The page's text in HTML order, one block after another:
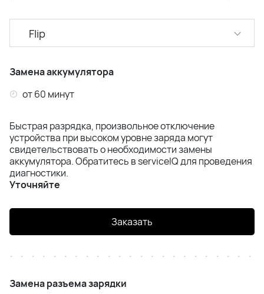
Яндекс
Harman/Kardon
Clip
Flip
Pulse
Xtreme
Замена аккумулятора
от 60 минут
Быстрая разрядка, произвольное отключение
устройства при высоком уровне заряда могут
свидетельствовать о необходимости замены
аккумулятора. Обратитесь в serviceIQ для проведения
диагностики.
Уточняйте
Заказать
Замена разъема зарядки